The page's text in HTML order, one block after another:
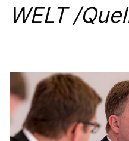
MEIN
CDU
CDU Fraktion im
CDU
WELT /